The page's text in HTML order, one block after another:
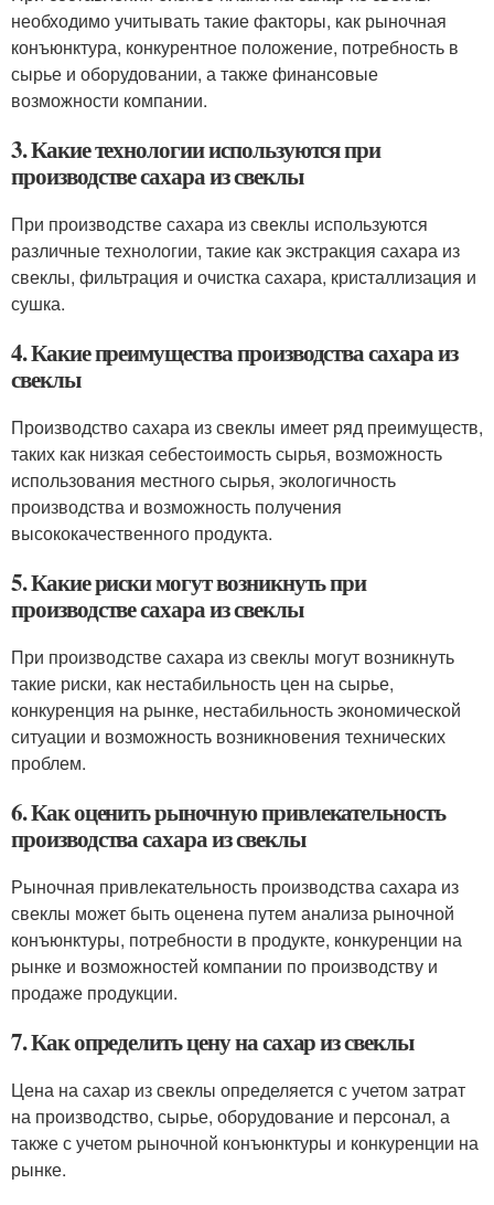
необходимо учитывать такие факторы, как рыночная
конъюнктура, конкурентное положение, потребность в
сырье и оборудовании, а также финансовые
возможности компании.
3. Какие технологии используются при
производстве сахара из свеклы
При производстве сахара из свеклы используются
различные технологии, такие как экстракция сахара из
свеклы, фильтрация и очистка сахара, кристаллизация и
сушка.
4. Какие преимущества производства сахара из
свеклы
Производство сахара из свеклы имеет ряд преимуществ,
таких как низкая себестоимость сырья, возможность
использования местного сырья, экологичность
производства и возможность получения
высококачественного продукта.
5. Какие риски могут возникнуть при
производстве сахара из свеклы
При производстве сахара из свеклы могут возникнуть
такие риски, как нестабильность цен на сырье,
конкуренция на рынке, нестабильность экономической
ситуации и возможность возникновения технических
проблем.
6. Как оценить рыночную привлекательность
производства сахара из свеклы
Рыночная привлекательность производства сахара из
свеклы может быть оценена путем анализа рыночной
конъюнктуры, потребности в продукте, конкуренции на
рынке и возможностей компании по производству и
продаже продукции.
7. Как определить цену на сахар из свеклы
Цена на сахар из свеклы определяется с учетом затрат
на производство, сырье, оборудование и персонал, а
также с учетом рыночной конъюнктуры и конкуренции на
рынке.